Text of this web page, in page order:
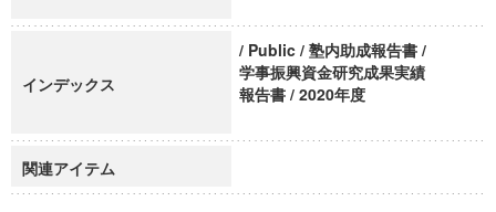
インデックス
/ Public / 塾内助成報告書 /
学事振興資金研究成果実績
報告書 / 2020年度
関連アイテム